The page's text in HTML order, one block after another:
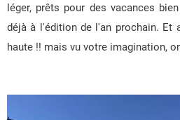
léger, prêts pour des vacances
déjà à l'édition de l'an prochain. Et
haute !! mais vu votre imagination,